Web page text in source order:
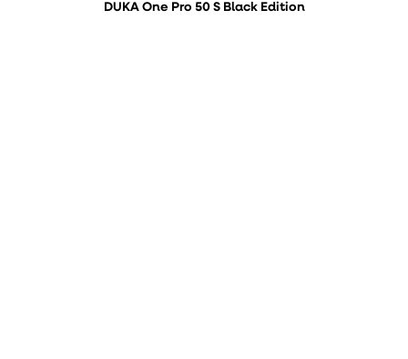
DUKA One Pro 50 S Black Edition